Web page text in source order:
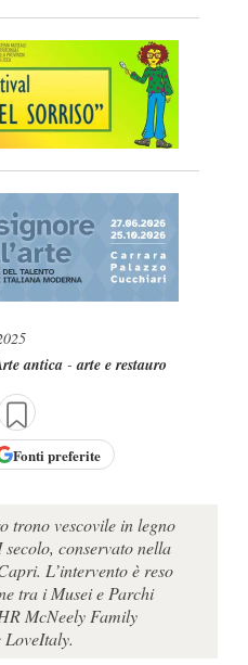
antica-arte e restauro
Fonti preferite
trono vescovile in legno
conservato nella
L’intervento è reso
tra i Musei e Parchi
McNeely Family
LoveItaly.